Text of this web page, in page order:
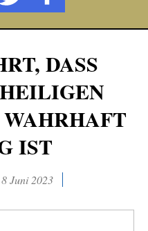
DASS
IST
8 Juni 2023